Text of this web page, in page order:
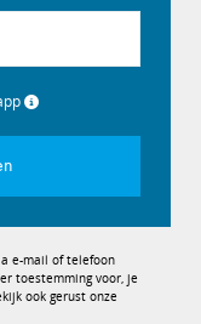
e-mail of telefoon
toestemming voor, je
ook gerust onze